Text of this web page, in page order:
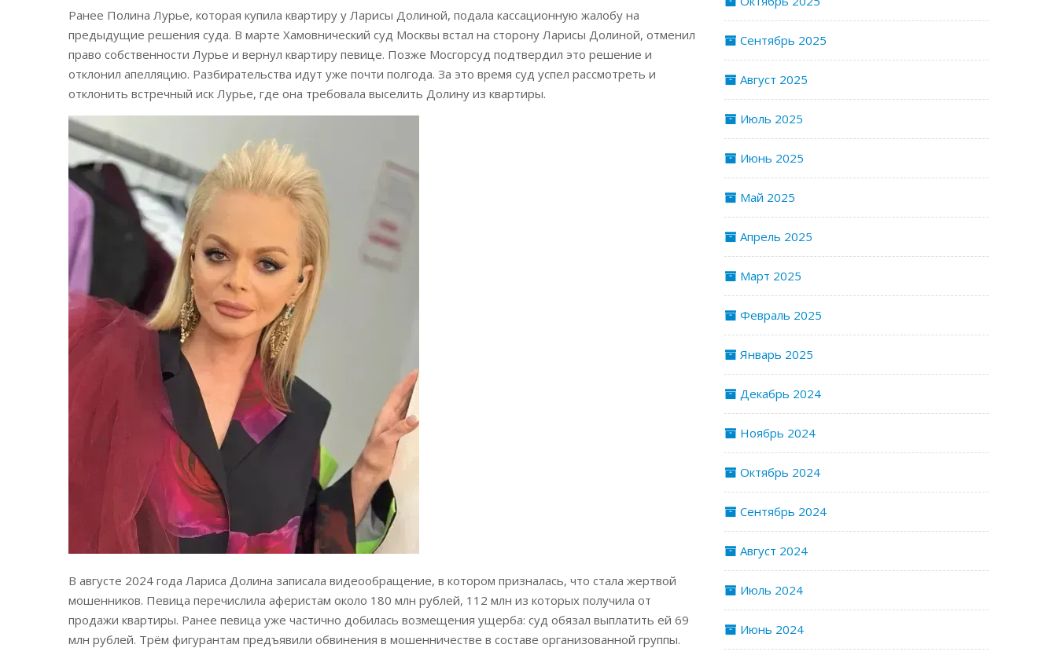
Ранее Полина Лурье, которая купила квартиру у Ларисы Долиной, подала кассационную жалобу на
предыдущие решения суда. В марте Хамовнический суд Москвы встал на сторону Ларисы Долиной, отменил
право собственности Лурье и вернул квартиру певице. Позже Мосгорсуд подтвердил это решение и
отклонил апелляцию. Разбирательства идут уже почти полгода. За это время суд успел рассмотреть и
отклонить встречный иск Лурье, где она требовала выселить Долину из квартиры.
В августе 2024 года Лариса Долина записала видеообращение, в котором призналась, что стала жертвой
мошенников. Певица перечислила аферистам около 180 млн рублей, 112 млн из которых получила от
продажи квартиры. Ранее певица уже частично добилась возмещения ущерба: суд обязал выплатить ей 69
млн рублей. Трём фигурантам предъявили обвинения в мошенничестве в составе организованной группы.
Сентябрь 2025
Август 2025
Июль 2025
Июнь 2025
Май 2025
Апрель 2025
Март 2025
Февраль 2025
Январь 2025
Декабрь 2024
Ноябрь 2024
Октябрь 2024
Сентябрь 2024
Август 2024
Июль 2024
Июнь 2024